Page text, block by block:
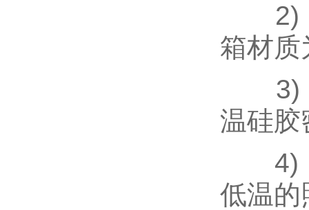
2) 内
箱材质
3) 门
温硅胶
4) 箱
低温的